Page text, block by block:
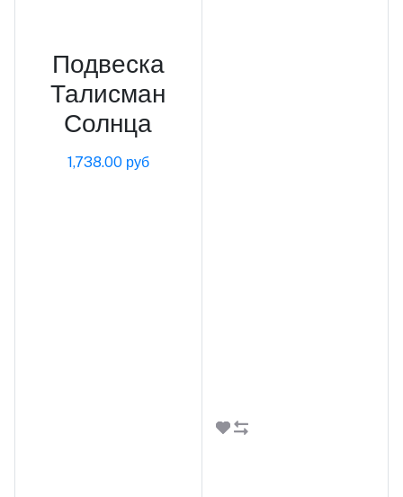
Подвеска
Талисман
Солнца
1,738.00 руб